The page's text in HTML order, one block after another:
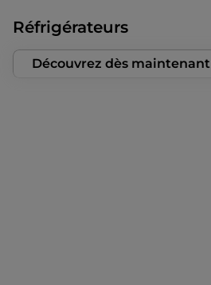
Réfrigérateurs
Découvrez dès maintenant